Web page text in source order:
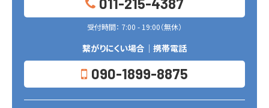
011-215-4387
受付時間： 7:00 - 19:00（無休）
繋がりにくい場合｜携帯電話
090-1899-8875